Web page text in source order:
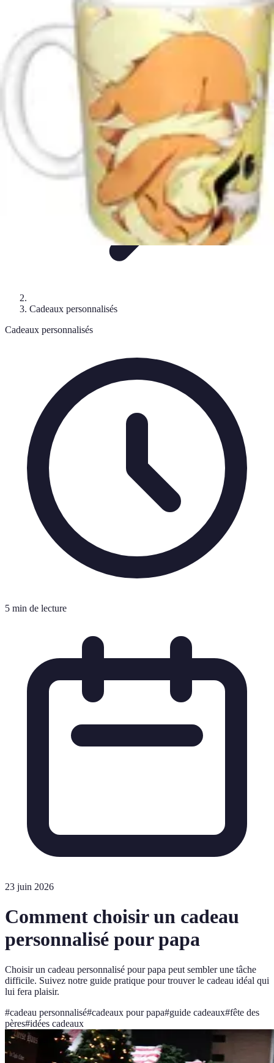
Écologie Technologie Personnalisation
Idées Cadeaux Papa
Cadeaux personnalisés
Cadeaux personnalisés
5 min de lecture
23 juin 2026
Comment choisir un cadeau
personnalisé pour papa
Choisir un cadeau personnalisé pour papa peut sembler une tâche
difficile. Suivez notre guide pratique pour trouver le cadeau idéal qui
lui fera plaisir.
#cadeau personnalisé#cadeaux pour papa#guide cadeaux#fête des
pères#idées cadeaux